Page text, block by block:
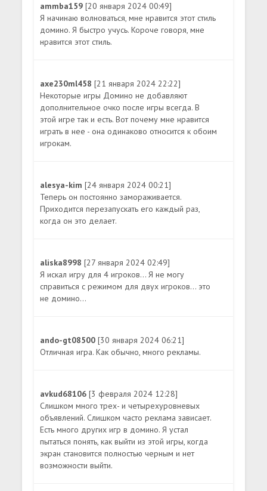
ammba159[20 января 2024 00:49]
Я начинаю волноваться, мне нравится этот стиль
домино. Я быстро учусь. Короче говоря, мне
нравится этот стиль.
axe230ml458[21 января 2024 22:22]
Некоторые игры Домино не добавляют
дополнительное очко после игры всегда. В
этой игре так и есть. Вот почему мне нравится
играть в нее - она одинаково относится к обоим
игрокам.
alesya-kim[24 января 2024 00:21]
Теперь он постоянно замораживается.
Приходится перезапускать его каждый раз,
когда он это делает.
aliska8998[27 января 2024 02:49]
Я искал игру для 4 игроков... Я не могу
справиться с режимом для двух игроков... это
не домино...
ando-gt08500[30 января 2024 06:21]
Отличная игра. Как обычно, много рекламы.
avkud68106[3 февраля 2024 12:28]
Слишком много трех- и четырехуровневых
объявлений. Слишком часто реклама зависает.
Есть много других игр в домино. Я устал
пытаться понять, как выйти из этой игры, когда
экран становится полностью черным и нет
возможности выйти.